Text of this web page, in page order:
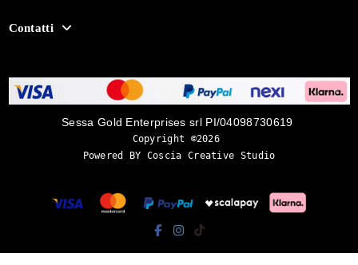
Contatti
Sessa Gold Enterprises srl PI/04098730619
Copyright ©2026
Powered BY Coscia Creative Studio